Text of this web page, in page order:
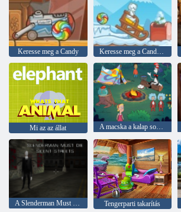
Keresse meg a Candy Keresse meg a Candy: Winter
Mi az az állat A macska a kalap sokat tud róla! Camp ideje
A Slenderman Must Die: Silent Streets Tengerparti takarítás